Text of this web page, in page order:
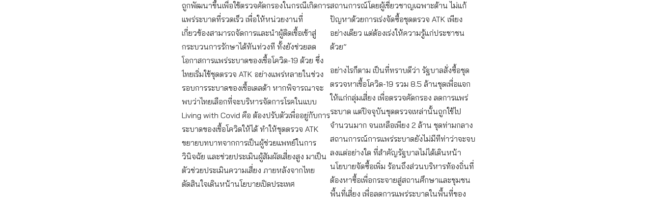
ถูกพัฒนาขึ้นเพื่อใช้ตรวจคัดกรองในกรณีเกิดการ
แพร่ระบาดที่รวดเร็ว เพื่อให้หน่วยงานที่
เกี่ยวข้องสามารถจัดการและนำผู้ติดเชื้อเข้าสู่
กระบวนการรักษาได้ทันท่วงที ทั้งยังช่วยลด
โอกาสการแพร่ระบาดของเชื้อโควิด-19 ด้วย ซึ่ง
ไทยเริ่มใช้ชุดตรวจ ATK อย่างแพร่หลายในช่วง
รอบการระบาดของเชื้อเดลต้า หากพิจารณาจะ
พบว่าไทยเลือกที่จะบริหารจัดการโรคในแบบ
Living with Covid คือ ต้องปรับตัวเพื่ออยู่กับการ
ระบาดของเชื้อโควิดให้ได้ ทำให้ชุดตรวจ ATK
ขยายบทบาทจากการเป็นผู้ช่วยแพทย์ในการ
วินิจฉัย และช่วยประเมินผู้สัมผัสเสี่ยงสูง มาเป็น
ตัวช่วยประเมินความเสี่ยง ภายหลังจากไทย
ตัดสินใจเดินหน้านโยบายเปิดประเทศ
สถานการณ์โดยผู้เชี่ยวชาญเฉพาะด้าน ไม่แก้
ปัญหาด้วยการเร่งจัดซื้อชุดตรวจ ATK เพียง
อย่างเดียว แต่ต้องเร่งให้ความรู้แก่ประชาชน
ด้วย”
อย่างไรก็ตาม เป็นที่ทราบดีว่า รัฐบาลสั่งซื้อชุด
ตรวจหาเชื้อโควิด-19 รวม 8.5 ล้านชุดเพื่อแจก
ให้แก่กลุ่มเสี่ยง เพื่อตรวจคัดกรอง ลดการแพร่
ระบาด แต่ปัจจุบันชุดตรวจเหล่านั้นถูกใช้ไป
จำนวนมาก จนเหลือเพียง 2 ล้าน ชุดท่ามกลาง
สถานการณ์การแพร่ระบาดยังไม่มีทีท่าว่าจะจบ
ลงแต่อย่างใด ที่สำคัญรัฐบาลไม่ได้เดินหน้า
นโยบายจัดซื้อเพิ่ม ร้อนถึงส่วนบริหารท้องถิ่นที่
ต้องหาซื้อเพื่อกระจายสู่สถานศึกษาและชุมชน
พื้นที่เสี่ยง เพื่อลดการแพร่ระบาดในพื้นที่ของ